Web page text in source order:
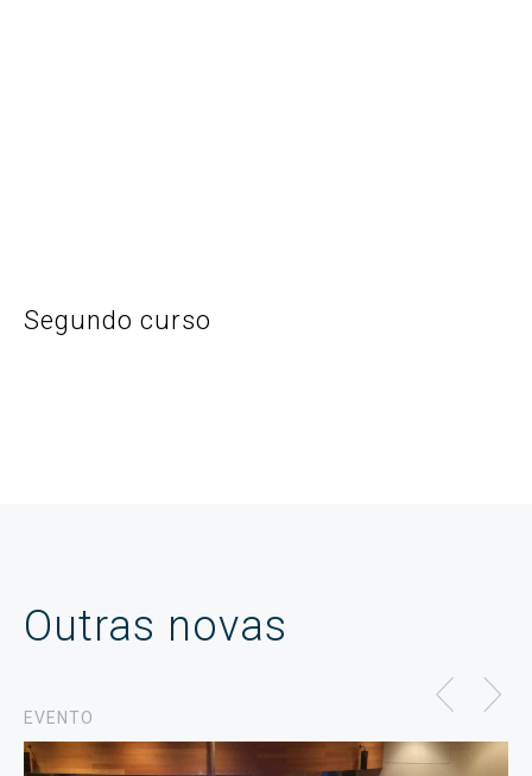
Segundo curso
Outras novas
EVENTO